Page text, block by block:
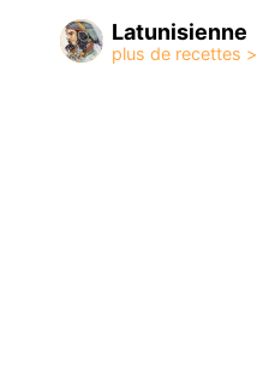
Latunisienne